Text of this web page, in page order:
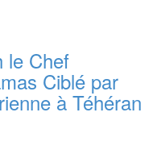
le Chef
Ciblé par
à Téhéran